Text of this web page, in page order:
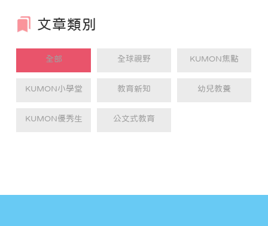
文章類別
全部 全球視野 KUMON焦點
KUMON小學堂 教育新知 幼兒教養
KUMON優秀生 公文式教育